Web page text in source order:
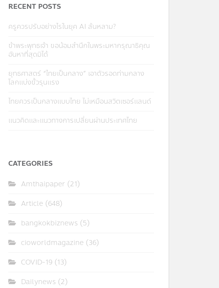
RECENT POSTS
ครูควรปรับอย่างไรในยุค AI ล้นหลาม?
ข้าพระพุทธเจ้า ขอน้อมสำนึกในพระมหากรุณาธิคุณ
อันหาที่สุดมิได้
ยุทธศาสตร์ “ไทยเป็นกลาง” เอาตัวรอดท่ามกลาง
โลกแบ่งขั้วรุนแรง
ไทยควรเป็นกลางแบบไทย ไม่เหมือนสวิตเซอร์แลนด์
แนวคิดและแนวทางการเปลี่ยนผ่านประเทศไทย
CATEGORIES
Amthaipaper (21)
Article (648)
bangkokbiznews (5)
cioworldmagazine (36)
COVID-19 (13)
Dailynews (2)